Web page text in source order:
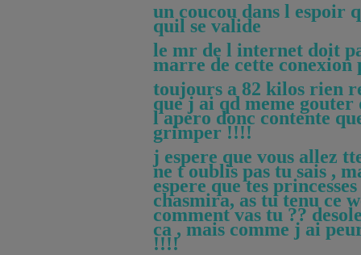
un coucou dans l espoir
quil se valide
le mr de l internet doit
marre de cette
toujours a 82 kilos rien
que j ai qd meme gouter
l apero donc contente
grimper !!!!
j espere que vous allez
ne t oublis pas tu sais ,
espere que tes
chasmira, as tu tenu ce
comment vas tu ??
ca , mais comme j ai
!!!!